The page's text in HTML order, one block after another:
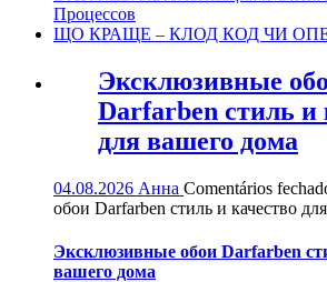
Процессов
ЩО КРАЩЕ – КЛОД КОД ЧИ
Эксклюзивные
Darfarben стиль и
для вашего дома
04.08.2026 Анна Comentários
обои Darfarben стиль и качество
Эксклюзивные обои Darfarben
вашего дома